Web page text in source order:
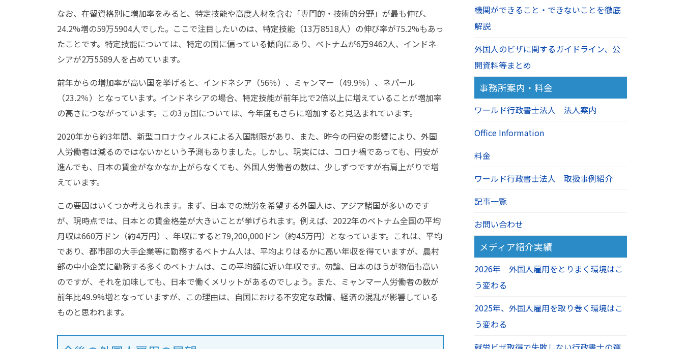
なお、在留資格別に増加率をみると、特定技能や高度人材を含む「専門的・技術的分野」が最も伸び、
24.2%増の59万5904人でした。ここで注目したいのは、特定技能（13万8518人）の伸び率が75.2%もあっ
たことです。特定技能については、特定の国に偏っている傾向にあり、ベトナムが6万9462人、インドネ
シアが2万5589人を占めています。
前年からの増加率が高い国を挙げると、インドネシア（56％）、ミャンマー（49.9％）、ネパール
（23.2％）となっています。インドネシアの場合、特定技能が前年比で2倍以上に増えていることが増加率
の高さにつながっています。この3ヵ国については、今年度もさらに増加すると見込まれています。
2020年から約3年間、新型コロナウィルスによる入国制限があり、また、昨今の円安の影響により、外国
人労働者は減るのではないかという予測もありました。しかし、現実には、コロナ禍であっても、円安が
進んでも、日本の賃金がなかなか上がらなくても、外国人労働者の数は、少しずつですが右肩上がりで増
えています。
この要因はいくつか考えられます。まず、日本での就労を希望する外国人は、アジア諸国が多いのです
が、現時点では、日本との賃金格差が大きいことが挙げられます。例えば、2022年のベトナム全国の平均
月収は660万ドン（約4万円）、年収にすると79,200,000ドン（約45万円）となっています。これは、平均
であり、都市部の大手企業等に勤務するベトナム人は、平均よりはるかに高い年収を得ていますが、農村
部の中小企業に勤務する多くのベトナムは、この平均額に近い年収です。勿論、日本のほうが物価も高い
のですが、それを加味しても、日本で働くメリットがあるのでしょう。また、ミャンマー人労働者の数が
前年比49.9%増となっていますが、この理由は、自国における不安定な政情、経済の混乱が影響している
ものと思われます。
機関ができること・できないことを徹底
解説
外国人のビザに関するガイドライン、公
開資料等まとめ
事務所案内・料金
ワールド行政書士法人 法人案内
Office Information
料金
ワールド行政書士法人 取扱事例紹介
記事一覧
お問い合わせ
メディア紹介実績
2026年 外国人雇用をとりまく環境はこ
う変わる
2025年、外国人雇用を取り巻く環境はこ
う変わる